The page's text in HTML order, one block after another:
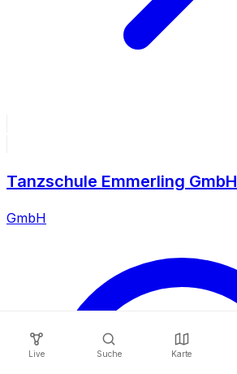
Tanzschule Emmerling GmbH
GmbH
Live Suche Karte